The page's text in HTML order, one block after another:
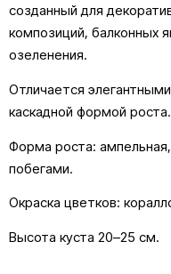
созданный для
композиций, балконных
озеленения.
Отличается
каскадной формой роста.
Форма роста:
побегами.
Окраска цветков:
Высота куста 20–25 см.